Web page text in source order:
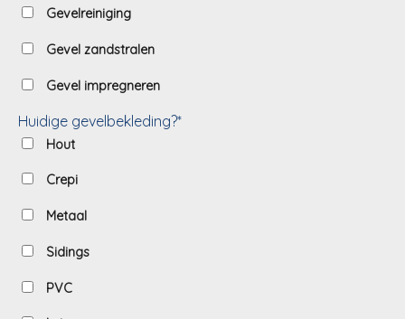
Gevelreiniging
Gevel zandstralen
Gevel impregneren
Huidige gevelbekleding?*
Hout
Crepi
Metaal
Sidings
PVC